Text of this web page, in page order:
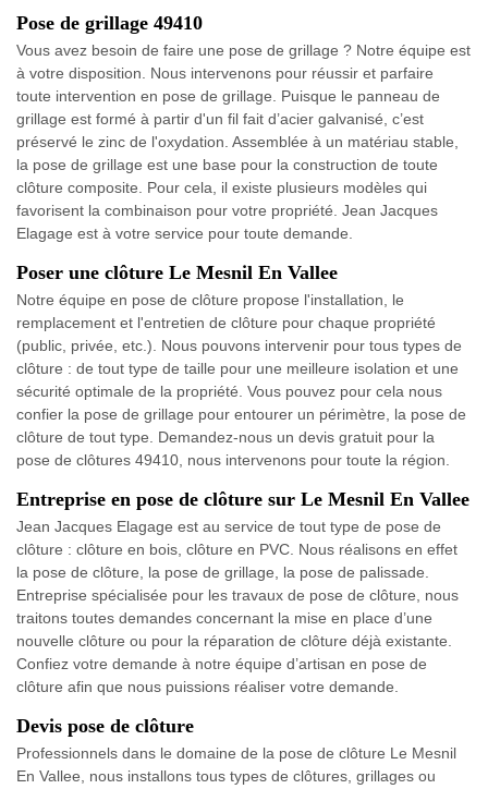
Pose de grillage 49410
Vous avez besoin de faire une pose de grillage ? Notre équipe est
à votre disposition. Nous intervenons pour réussir et parfaire
toute intervention en pose de grillage. Puisque le panneau de
grillage est formé à partir d'un fil fait d’acier galvanisé, c’est
préservé le zinc de l'oxydation. Assemblée à un matériau stable,
la pose de grillage est une base pour la construction de toute
clôture composite. Pour cela, il existe plusieurs modèles qui
favorisent la combinaison pour votre propriété. Jean Jacques
Elagage est à votre service pour toute demande.
Poser une clôture Le Mesnil En Vallee
Notre équipe en pose de clôture propose l'installation, le
remplacement et l'entretien de clôture pour chaque propriété
(public, privée, etc.). Nous pouvons intervenir pour tous types de
clôture : de tout type de taille pour une meilleure isolation et une
sécurité optimale de la propriété. Vous pouvez pour cela nous
confier la pose de grillage pour entourer un périmètre, la pose de
clôture de tout type. Demandez-nous un devis gratuit pour la
pose de clôtures 49410, nous intervenons pour toute la région.
Entreprise en pose de clôture sur Le Mesnil En Vallee
Jean Jacques Elagage est au service de tout type de pose de
clôture : clôture en bois, clôture en PVC. Nous réalisons en effet
la pose de clôture, la pose de grillage, la pose de palissade.
Entreprise spécialisée pour les travaux de pose de clôture, nous
traitons toutes demandes concernant la mise en place d’une
nouvelle clôture ou pour la réparation de clôture déjà existante.
Confiez votre demande à notre équipe d’artisan en pose de
clôture afin que nous puissions réaliser votre demande.
Devis pose de clôture
Professionnels dans le domaine de la pose de clôture Le Mesnil
En Vallee, nous installons tous types de clôtures, grillages ou